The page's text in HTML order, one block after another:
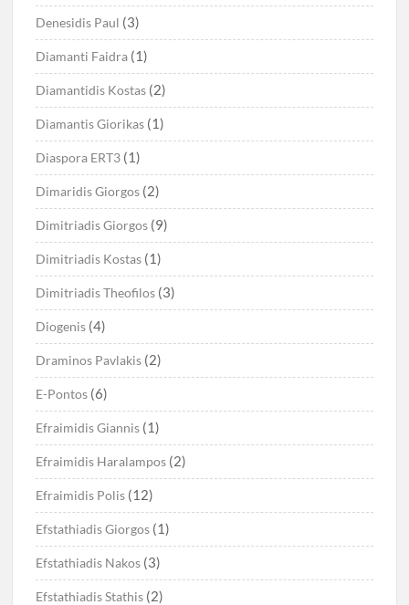
Denesidis Paul (3)
Diamanti Faidra (1)
Diamantidis Kostas (2)
Diamantis Giorikas (1)
Diaspora ERT3 (1)
Dimaridis Giorgos (2)
Dimitriadis Giorgos (9)
Dimitriadis Kostas (1)
Dimitriadis Theofilos (3)
Diogenis (4)
Draminos Pavlakis (2)
E-Pontos (6)
Efraimidis Giannis (1)
Efraimidis Haralampos (2)
Efraimidis Polis (12)
Efstathiadis Giorgos (1)
Efstathiadis Nakos (3)
Efstathiadis Stathis (2)